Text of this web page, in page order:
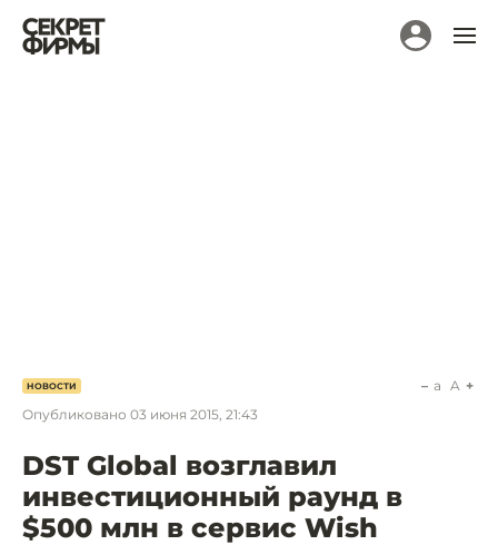
НОВОСТИ
Опубликовано 03 июня 2015, 21:43
a A
DST Global возглавил
инвестиционный раунд в
$500 млн в сервис Wish